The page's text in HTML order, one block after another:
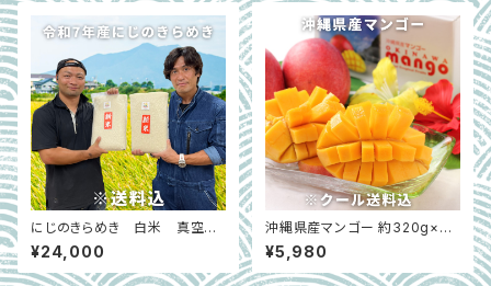
にじのきらめき 白米 真空パ
ック5.4kg×5袋｜茨城県下妻市
¥24,000
沖縄県産マンゴー 約320g×2
玉 ギフトにおすすめ｜大阪中央
卸売市場厳選 ※7月中旬〜8月
上旬
¥5,980